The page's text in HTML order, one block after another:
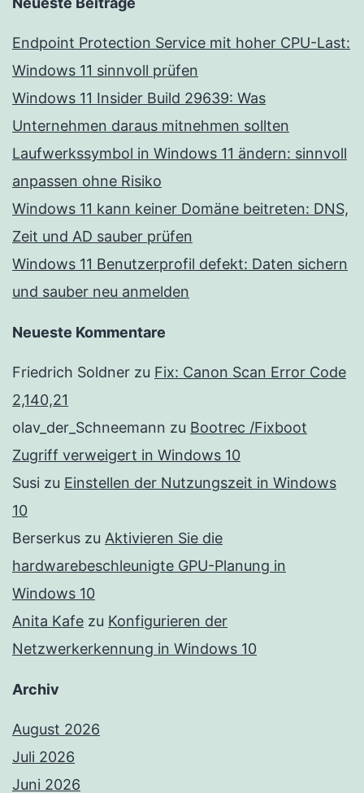
Endpoint Protection Service mit hoher CPU-Last:
Windows 11 sinnvoll prüfen
Windows 11 Insider Build 29639: Was
Unternehmen daraus mitnehmen sollten
Laufwerkssymbol in Windows 11 ändern: sinnvoll
anpassen ohne Risiko
Windows 11 kann keiner Domäne beitreten: DNS,
Zeit und AD sauber prüfen
Windows 11 Benutzerprofil defekt: Daten sichern
und sauber neu anmelden
Neueste Kommentare
Friedrich Soldner zu Fix: Canon Scan Error Code
2,140,21
olav_der_Schneemann zu Bootrec /Fixboot
Zugriff verweigert in Windows 10
Susi zu Einstellen der Nutzungszeit in Windows
10
Berserkus zu Aktivieren Sie die
hardwarebeschleunigte GPU-Planung in
Windows 10
Anita Kafe zu Konfigurieren der
Netzwerkerkennung in Windows 10
Archiv
August 2026
Juli 2026
Juni 2026